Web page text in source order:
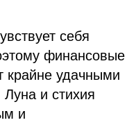
себя
финансовые
крайне удачными
и стихия
и